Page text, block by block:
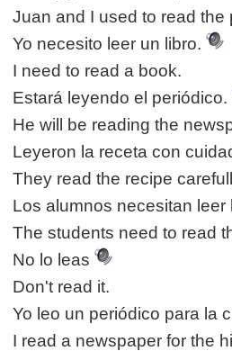
Juan and I used to read the
Yo necesito leer un libro.
I need to read a book.
Estará leyendo el periódico.
He will be reading the
Leyeron la receta con
They read the recipe
Los alumnos necesitan
The students need to read
No lo leas
Don't read it.
Yo leo un periódico para la
I read a newspaper for the